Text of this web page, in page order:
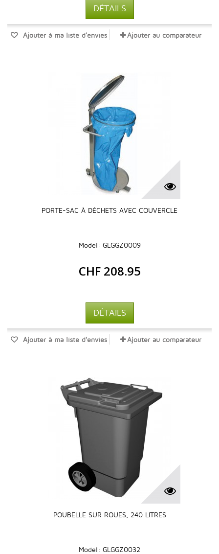
DÉTAILS
Ajouter à ma liste d'envies Ajouter au comparateur
PORTE-SAC À DÉCHETS AVEC COUVERCLE
Model: GLGGZ0009
CHF 208.95
DÉTAILS
Ajouter à ma liste d'envies Ajouter au comparateur
POUBELLE SUR ROUES, 240 LITRES
Model: GLGGZ0032